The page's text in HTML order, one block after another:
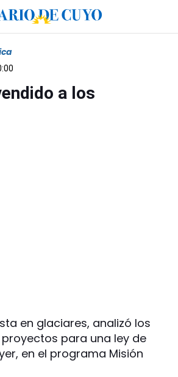
a los
en glaciares, analizó los
para una ley de
en el programa Misión